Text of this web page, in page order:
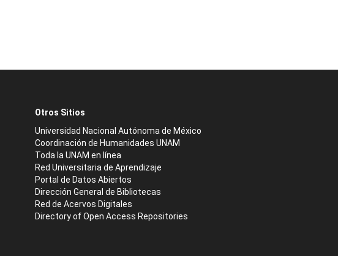
Otros Sitios
Universidad Nacional Autónoma de México
Coordinación de Humanidades UNAM
Toda la UNAM en línea
Red Universitaria de Aprendizaje
Portal de Datos Abiertos
Dirección General de Bibliotecas
Red de Acervos Digitales
Directory of Open Access Repositories